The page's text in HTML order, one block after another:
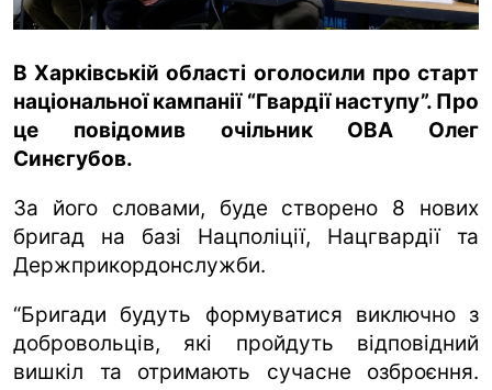
В Харківській області оголосили про старт
національної кампанії “Гвардії наступу”. Про
це повідомив очільник ОВА Олег
Синєгубов.
За його словами, буде створено 8 нових
бригад на базі Нацполіції, Нацгвардії та
Держприкордонслужби.
“Бригади будуть формуватися виключно з
добровольців, які пройдуть відповідний
вишкіл та отримають сучасне озброєння.